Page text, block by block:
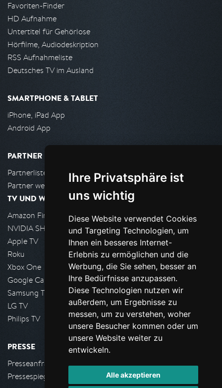
Ihre Privatsphäre ist
uns wichtig
Diese Website verwendet Cookies
und Targeting Technologien, um
Ihnen ein besseres Internet-
Erlebnis zu ermöglichen und die
Werbung, die Sie sehen, besser an
Ihre Bedürfnisse anzupassen.
Diese Technologien nutzen wir
außerdem, um Ergebnisse zu
messen, um zu verstehen, woher
unsere Besucher kommen oder um
unsere Website weiter zu
entwickeln.
Alle akzeptieren
Favoriten-Finder
HD Aufnahme
Untertitel für Gehörlose
Hörfilme, Audiodeskription
RSS Aufnahmeliste
Deutsches TV im Ausland
SMARTPHONE & TABLET
iPhone, iPad App
Android App
PARTNER
Partnerliste
Partner werden
TV UND WOHNZIMMER
Amazon FireTV
NVIDIA SHIELD, Google TV
Apple TV
Roku
Xbox One
Google Cast
Samsung TV
LG TV
Philips TV
PRESSE
Presseanfrage stellen
Pressespiegel